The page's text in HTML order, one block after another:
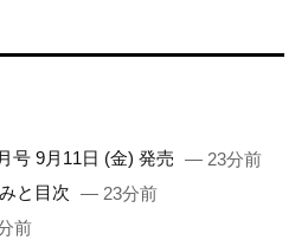
号 9月11日 (金) 発売 — 23分前
と目次 — 23分前
前